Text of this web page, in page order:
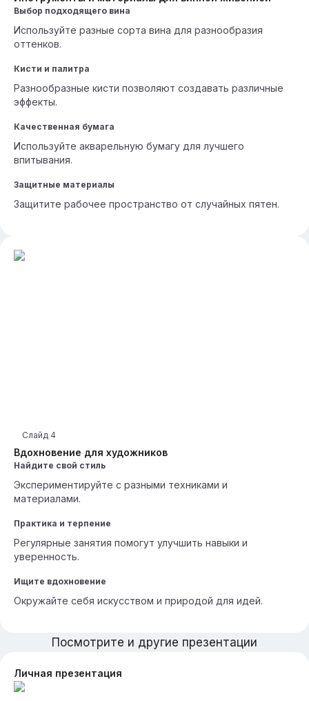
Выбор подходящего вина
Используйте разные сорта вина для разнообразия
оттенков.
Кисти и палитра
Разнообразные кисти позволяют создавать различные
эффекты.
Качественная бумага
Используйте акварельную бумагу для лучшего
впитывания.
Защитные материалы
Защитите рабочее пространство от случайных пятен.
Вдохновение для художников
Слайд 4
Найдите свой стиль
Экспериментируйте с разными техниками и
материалами.
Практика и терпение
Регулярные занятия помогут улучшить навыки и
уверенность.
Ищите вдохновение
Окружайте себя искусством и природой для идей.
Посмотрите и другие презентации
Личная презентация